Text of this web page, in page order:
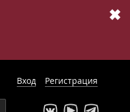
✖
Вход Регистрация